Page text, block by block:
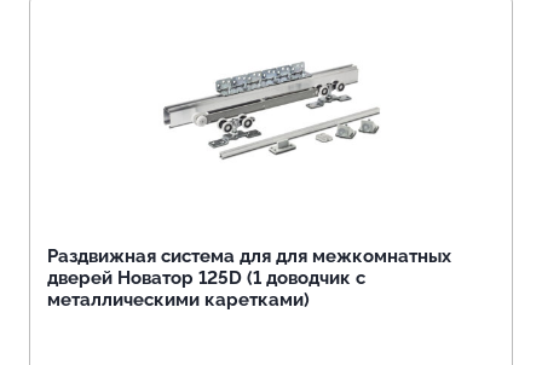
Раздвижная система для для межкомнатных
дверей Новатор 125D (1 доводчик с
металлическими каретками)